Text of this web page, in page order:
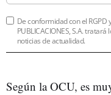
De conformidad con el RGPD
PUBLICACIONES, S.A.
noticias de actualidad.
Según la OCU, es